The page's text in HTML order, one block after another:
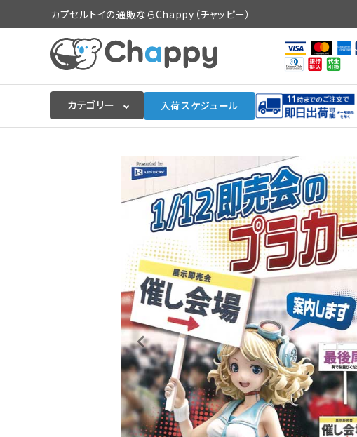
カプセルトイの通販ならChappy（チャッピー）
カテゴリー 入荷スケジュール
入荷スケジュールをチェック
カプセルトイマシン本体
販促用空カプセル
景品・玩具・文具
販促用カプセルトイ